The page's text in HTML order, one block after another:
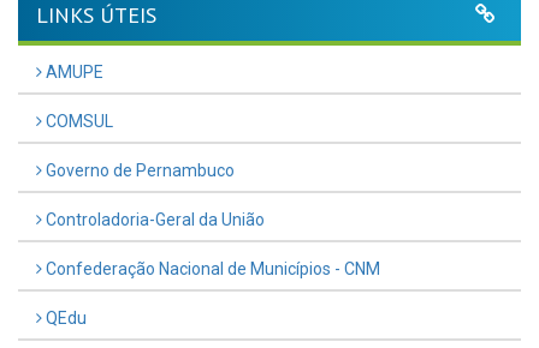
LINKS ÚTEIS
AMUPE
COMSUL
Governo de Pernambuco
Controladoria-Geral da União
Confederação Nacional de Municípios - CNM
QEdu